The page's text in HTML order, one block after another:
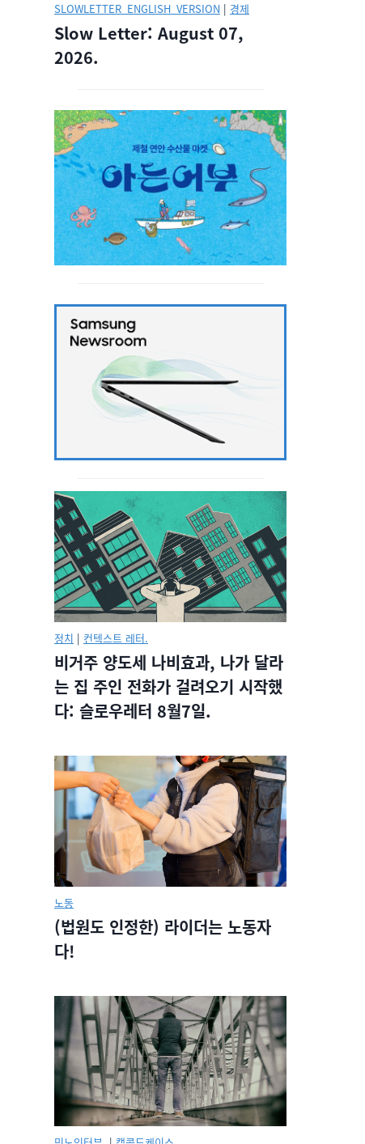
SLOWLETTER_ENGLISH_VERSION | 경제
Slow Letter: August 07,
2026.
정치 | 컨텍스트 레터.
비거주 양도세 나비효과, 나가 달라
는 집 주인 전화가 걸려오기 시작했
다: 슬로우레터 8월7일.
노동
(법원도 인정한) 라이더는 노동자
다!